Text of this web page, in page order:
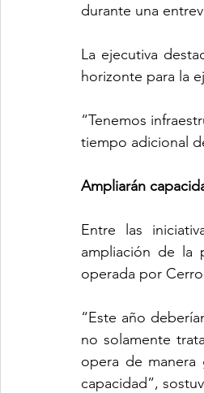
durante una
La ejecutiva
horizonte para la
“Tenemos
tiempo adicional
Ampliarán
Entre las
ampliación de la
operada por
“Este año
no solamente
opera de
capacidad”,